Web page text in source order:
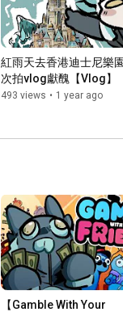
紅雨天去香港迪士尼樂
次拍vlog獻醜【Vlog】
493 views • 1 year ago
【Gamble With Your